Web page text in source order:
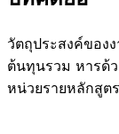
วัตถุประสงค์ของ
ต้นทุนรวม หารด้
หน่วยรายหลักสูต